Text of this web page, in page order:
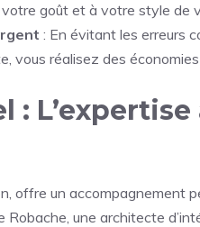
votre goût et à votre style de
: En évitant les erreurs
vous réalisez des
:
offre un accompagnement
une architecte